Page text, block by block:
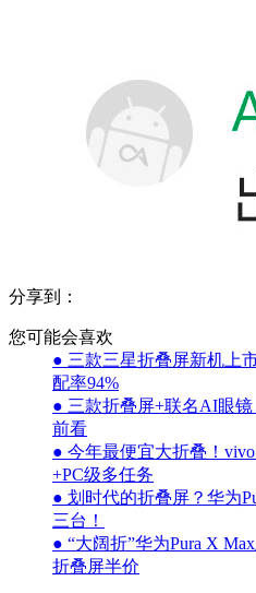
分享到：
您可能会喜欢
● 三款三星折叠屏新机上
配率94%
● 三款折叠屏+联名AI眼
前看
● 今年最便宜大折叠！
+PC级多任务
● 划时代的折叠屏？华为
三台！
● “大阔折”华为Pura X
折叠屏半价